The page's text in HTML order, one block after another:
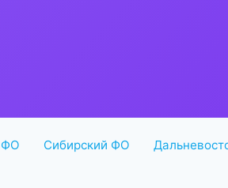
ФО Сибирский ФО